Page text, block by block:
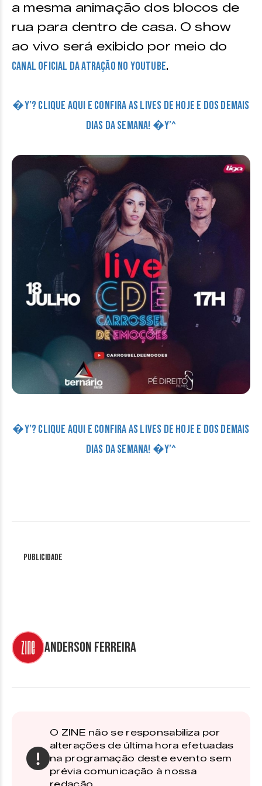
a mesma animação dos blocos de
rua para dentro de casa. O show
ao vivo será exibido por meio do
canal oficial da atração no Youtube.
�Y’? CLIQUE AQUI E CONFIRA AS LIVES DE HOJE E DOS DEMAIS
DIAS DA SEMANA! �Y’^
�Y’? CLIQUE AQUI E CONFIRA AS LIVES DE HOJE E DOS DEMAIS
DIAS DA SEMANA! �Y’^
Publicidade
Anderson Ferreira
O ZINE não se responsabiliza por
alterações de última hora efetuadas
na programação deste evento sem
prévia comunicação à nossa